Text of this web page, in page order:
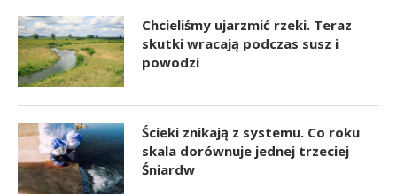
Chcieliśmy ujarzmić rzeki. Teraz
skutki wracają podczas susz i
powodzi
Ścieki znikają z systemu. Co roku
skala dorównuje jednej trzeciej
Śniardw